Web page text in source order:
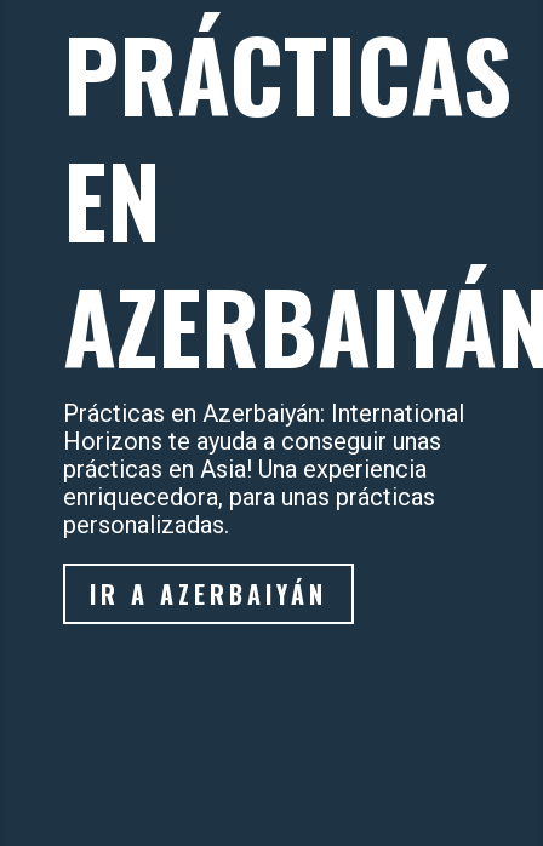
PRÁCTICAS
EN
Prácticas en Azerbaiyán: International
Horizons te ayuda a conseguir unas
prácticas en Asia! Una experiencia
enriquecedora, para unas prácticas
personalizadas.
IR A AZERBAIYÁN